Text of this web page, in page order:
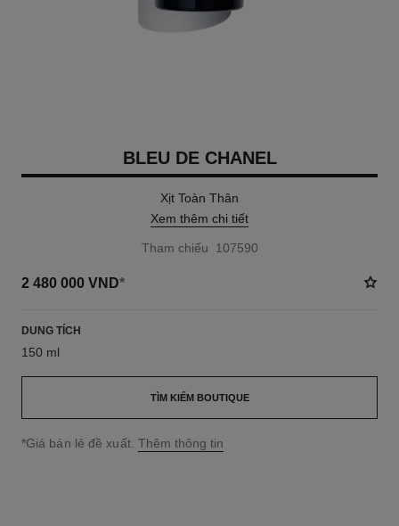
BLEU DE CHANEL
Xịt Toàn Thân
Xem thêm chi tiết
Tham chiếu 107590
2 480 000 VND*
DUNG TÍCH
150 ml
TÌM KIẾM BOUTIQUE
↩
*Giá bán lẻ đề xuất. Thêm thông tin